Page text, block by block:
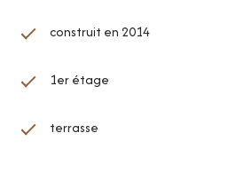
construit en 2014
1er étage
terrasse